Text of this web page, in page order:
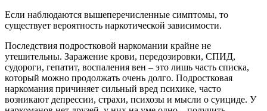
Если наблюдаются вышеперечисленные симптомы, то
существует вероятность наркотической зависимости.
Последствия подростковой наркомании крайне не
утешительны. Заражение крови, передозировки, СПИД,
судороги, гепатит, воспаления вен – это лишь часть списка,
который можно продолжать очень долго. Подростковая
наркомания причиняет сильный вред психике, часто
возникают депрессии, страхи, психозы и мысли о суициде. У